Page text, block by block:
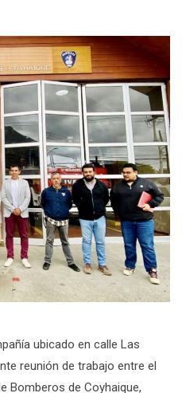
ubicado en calle Las
reunión de trabajo entre el
Bomberos de Coyhaique,